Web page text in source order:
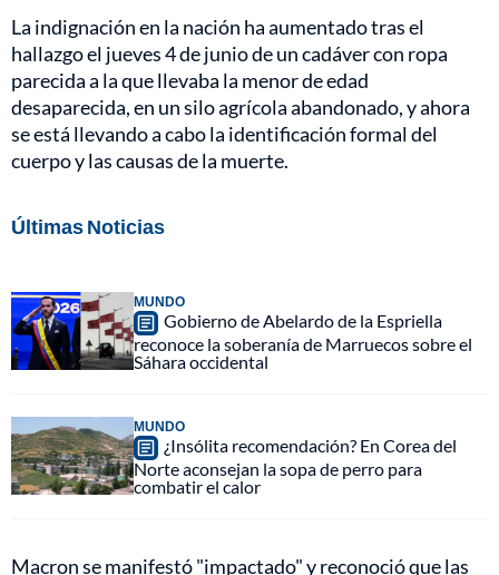
La indignación en la nación ha aumentado tras el
hallazgo el jueves 4 de junio de un cadáver con ropa
parecida a la que llevaba la menor de edad
desaparecida, en un silo agrícola abandonado, y ahora
se está llevando a cabo la identificación formal del
cuerpo y las causas de la muerte.
Últimas Noticias
MUNDO
Gobierno de Abelardo de la Espriella
reconoce la soberanía de Marruecos sobre el
Sáhara occidental
MUNDO
¿Insólita recomendación? En Corea del
Norte aconsejan la sopa de perro para
combatir el calor
Macron se manifestó "impactado" y reconoció que las